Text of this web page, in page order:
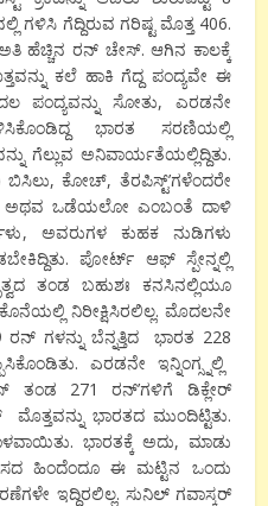
ಗಳಿಸಿ ಗೆದ್ದಿರುವ ಗರಿಷ್ಟ ಮೊತ್ತ 406.
ಹೆಚ್ಚಿನ ರನ್ ಚೇಸ್. ಆಗಿನ ಕಾಲಕ್ಕೆ
ಕಲೆ ಹಾಕಿ ಗೆದ್ದ ಪಂದ್ಯವೇ ಈ
ಪಂದ್ಯವನ್ನು ಸೋತು, ಎರಡನೇ
ಭಾರತ ಸರಣಿಯಲ್ಲಿ
ಗೆಲ್ಲುವ ಅನಿವಾರ್ಯತೆಯಲ್ಲಿದ್ದಿತು.
,ಕೋಚ್, ತೆರಪಿಸ್ಟ್’ಗಳೆಂದರೇ
ಅಥವ ಒಡೆಯಲೋ ಎಂಬಂತೆ ದಾಳಿ
, ಅವರುಗಳ ಕುಹಕ ನುಡಿಗಳು
ಪೋರ್ಟ್ ಆಫ್ ಸ್ಪೇನ್ನಲ್ಲಿ
ತಂಡ ಬಹುಶಃ ಕನಸಿನಲ್ಲಿಯೂ
ನಿರೀಕ್ಷಿಸಿರಲಿಲ್ಲ. ಮೊದಲನೇ
ರನ್ ಗಳನ್ನು ಬೆನ್ನತ್ತಿದ ಭಾರತ 228
ಎರಡನೇ ಇನ್ನಿಂಗ್ಸ್ನಲ್ಲಿ
ತಂಡ 271
ರನ್’ಗಳಿಗೆ ಡಿಕ್ಲೇರ್
ಭಾರತದ ಮುಂದಿಟ್ಟಿತು.
ಭಾರತಕ್ಕೆ ಅದು, ಮಾಡು
ಹಿಂದೆಂದೂ ಈ ಮಟ್ಟಿನ ಒಂದು
ಇದ್ದಿರಲಿಲ್ಲ. ಸುನಿಲ್ ಗವಾಸ್ಕರ್